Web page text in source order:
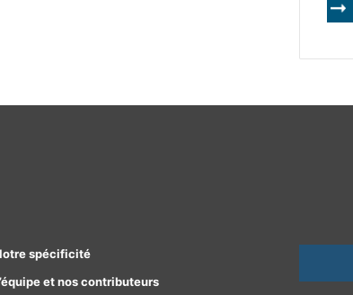
spécificité
et nos contributeurs